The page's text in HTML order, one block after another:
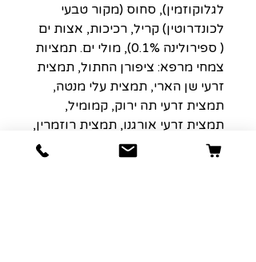
לגלוקוזמין), סחוס (מקור טבעי
לכונדרוטין) קריל, רכיכות, אצות ים
( ספירולינה 0.1%), מולי ים. תמציות
צמחי מרפא: ציפורן החתול, תמצית
זרעי שן הארי, תמצית עלי מנטה,
תמצית זרעי תה ירוק, קמומיל,
תמצית זרעי אורגנו, תמצית רוזמרין,
תמצית אלוורה, צמח הליקריץ’.
פרוביוטיקה.